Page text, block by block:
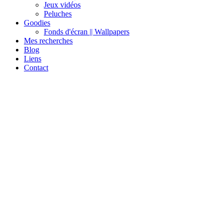
Jeux vidéos
Peluches
Goodies
Fonds d'écran || Wallpapers
Mes recherches
Blog
Liens
Contact